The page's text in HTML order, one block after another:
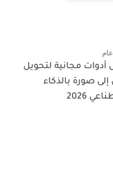
مجانية لتحويل
صورة بالذكاء
2026